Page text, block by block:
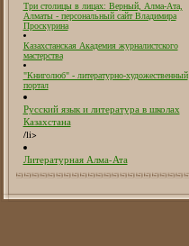
Три столицы в лицах: Верный, Алма-Ата,
Алматы - персональный сайт Владимира
Проскурина
Казахстанская Академия журналистского
мастерства
"Книголюб" - литературно-художественный
портал
Русский язык и литература в школах
Казахстана
/li>
Литературная Алма-Ата